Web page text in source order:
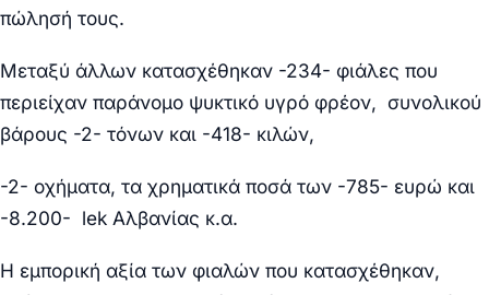
πώλησή τους.
Μεταξύ άλλων κατασχέθηκαν -234- φιάλες που
περιείχαν παράνομο ψυκτικό υγρό φρέον, συνολικού
βάρους -2- τόνων και -418- κιλών,
-2- οχήματα, τα χρηματικά ποσά των -785- ευρώ και
-8.200- lek Αλβανίας κ.α.
Η εμπορική αξία των φιαλών που κατασχέθηκαν,